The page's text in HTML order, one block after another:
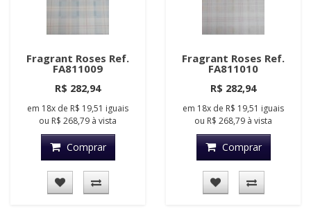
Fragrant Roses Ref.
FA811009
R$ 282,94
em 18x de R$ 19,51 iguais
ou R$ 268,79 à vista
Comprar
Fragrant Roses Ref.
FA811010
R$ 282,94
em 18x de R$ 19,51 iguais
ou R$ 268,79 à vista
Comprar